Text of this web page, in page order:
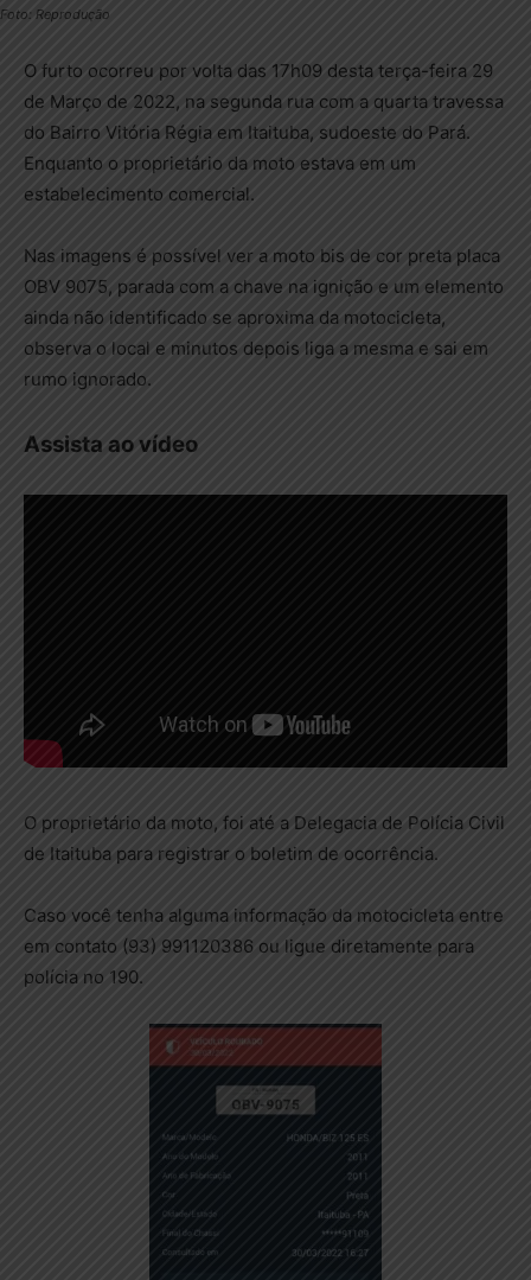
Foto: Reprodução
O furto ocorreu por volta das 17h09 desta terça-feira 29
de Março de 2022, na segunda rua com a quarta travessa
do Bairro Vitória Régia em Itaituba, sudoeste do Pará.
Enquanto o proprietário da moto estava em um
estabelecimento comercial.
Nas imagens é possível ver a moto bis de cor preta placa
OBV 9075, parada com a chave na ignição e um elemento
ainda não identificado se aproxima da motocicleta,
observa o local e minutos depois liga a mesma e sai em
rumo ignorado.
Assista ao vídeo
O proprietário da moto, foi até a Delegacia de Polícia Civil
de Itaituba para registrar o boletim de ocorrência.
Caso você tenha alguma informação da motocicleta entre
em contato (93) 991120386 ou ligue diretamente para
polícia no 190.